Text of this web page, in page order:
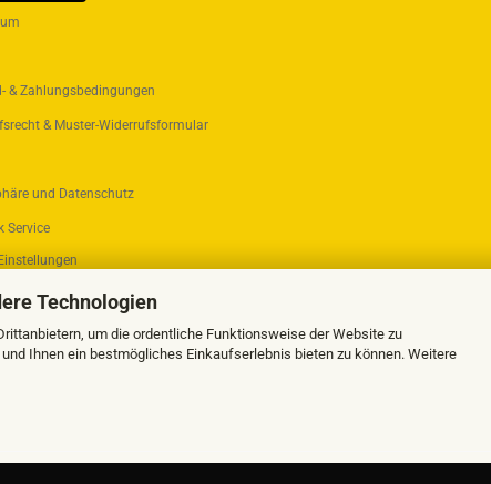
Technologien
um die ordentliche Funktionsweise der Website zu
Ihnen ein bestmögliches Einkaufserlebnis bieten zu können. Weitere
& Zahlungsbedingungen
& Muster-Widerrufsformular
und Datenschutz
Service